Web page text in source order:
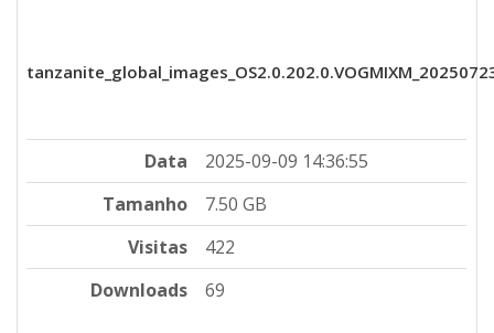
Data
2025-09-09 14:36:55
Tamanho
7.50 GB
Visitas
422
Downloads
69